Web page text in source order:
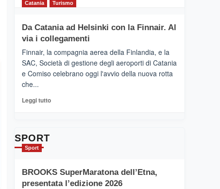
Le
dell’enoturismo
sull’Etna
di
RANDAZZO
–
siamo
quasi….
pronti
dell’Etna
Catania Turismo
Da Catania ad Helsinki con la Finnair. Al
via i collegamenti
Finnair, la compagnia aerea della Finlandia, e la
SAC, Società di gestione degli aeroporti di Catania
e Comiso celebrano oggi l'avvio della nuova rotta
che...
Leggi tuttoLeggi
con
la
SPORT
Sport
BROOKS SuperMaratona dell’Etna,
presentata l’edizione 2026